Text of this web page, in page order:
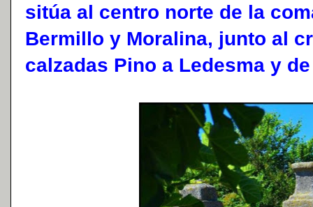
sitúa al centro norte de la
Bermillo y Moralina, junto al
calzadas Pino a Ledesma y